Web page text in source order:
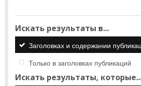
Искать результаты в...
Заголовках и содержании
Только в заголовках публикаций
Искать результаты,